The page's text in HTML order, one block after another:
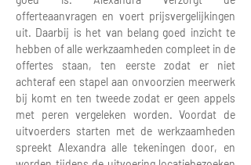
offerteaanvragen en voert prijsvergelijkingen
uit. Daarbij is het van belang goed inzicht te
hebben of alle werkzaamheden compleet in de
offertes staan, ten eerste zodat er niet
achteraf een stapel aan onvoorzien meerwerk
bij komt en ten tweede zodat er geen appels
met peren vergeleken worden. Voordat de
uitvoerders starten met de werkzaamheden
spreekt Alexandra alle tekeningen door, en